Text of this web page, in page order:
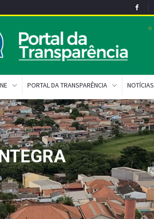
PORTAL DA TRANSPARÊNCIA NOTÍCIAS